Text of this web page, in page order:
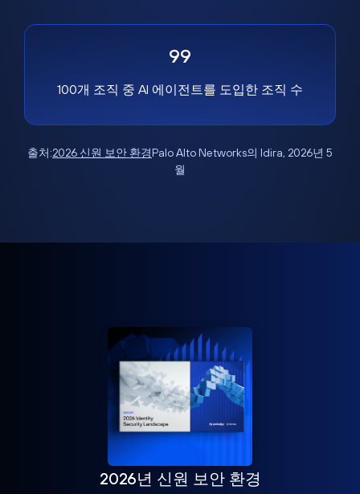
99
100개 조직 중 AI 에이전트를 도입한 조직 수
출처:2026 신원 보안 환경Palo Alto Networks의 Idira, 2026년 5
월
2026년 신원 보안 환경